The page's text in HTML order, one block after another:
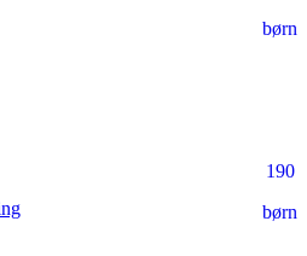
børn
190
børn